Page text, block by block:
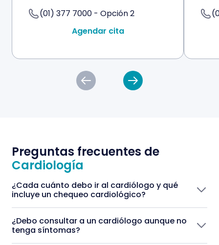
(01) 377 7000 - Opción 2
Agendar cita
Preguntas frecuentes de
Cardiología
¿Cada cuánto debo ir al cardiólogo y qué
incluye un chequeo cardiológico?
¿Debo consultar a un cardiólogo aunque no
tenga síntomas?